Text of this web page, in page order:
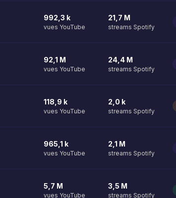
992,3 k
vues YouTube
21,7 M
streams Spotify
92,1 M
vues YouTube
24,4 M
streams Spotify
118,9 k
vues YouTube
2,0 k
streams Spotify
965,1 k
vues YouTube
2,1 M
streams Spotify
5,7 M
vues YouTube
3,5 M
streams Spotify